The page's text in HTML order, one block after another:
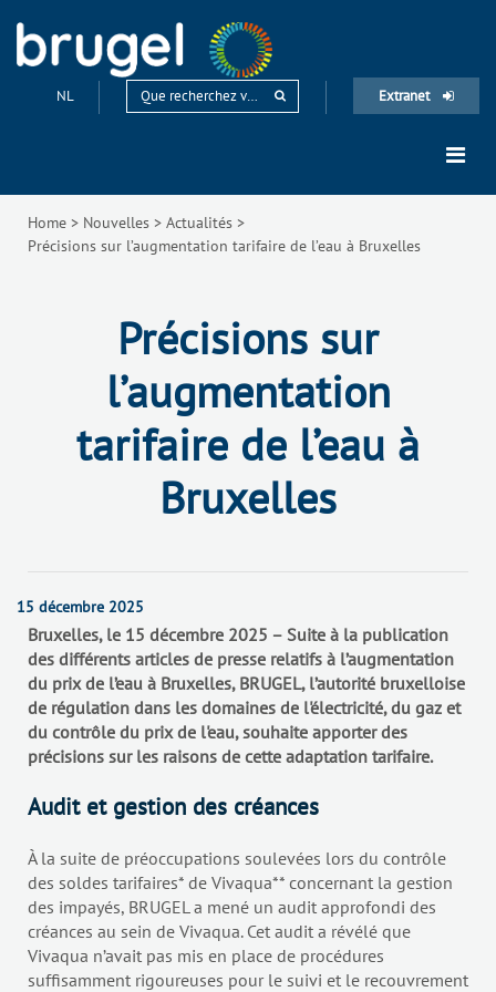
NL Extranet
Home > Nouvelles > Actualités >
Précisions sur l’augmentation tarifaire de l’eau à Bruxelles
Précisions sur
l’augmentation
tarifaire de l’eau à
Bruxelles
15 décembre 2025
Bruxelles, le 15 décembre 2025 – Suite à la publication
des différents articles de presse relatifs à l’augmentation
du prix de l’eau à Bruxelles, BRUGEL, l’autorité bruxelloise
de régulation dans les domaines de l'électricité, du gaz et
du contrôle du prix de l'eau, souhaite apporter des
précisions sur les raisons de cette adaptation tarifaire.
Audit et gestion des créances
À la suite de préoccupations soulevées lors du contrôle
des soldes tarifaires* de Vivaqua** concernant la gestion
des impayés, BRUGEL a mené un audit approfondi des
créances au sein de Vivaqua. Cet audit a révélé que
Vivaqua n’avait pas mis en place de procédures
suffisamment rigoureuses pour le suivi et le recouvrement